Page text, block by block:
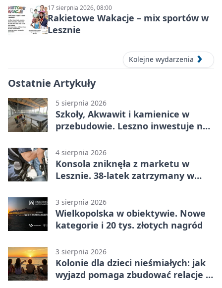
17 sierpnia 2026, 08:00
Rakietowe Wakacje – mix sportów w
Lesznie
Kolejne wydarzenia
Ostatnie Artykuły
5 sierpnia 2026
Szkoły, Akwawit i kamienice w
przebudowie. Leszno inwestuje na
4 sierpnia 2026
Konsola zniknęła z marketu w
Lesznie. 38-latek zatrzymany w
3 sierpnia 2026
Wielkopolska w obiektywie. Nowe
kategorie i 20 tys. złotych nagród
3 sierpnia 2026
Kolonie dla dzieci nieśmiałych: jak
wyjazd pomaga zbudować relacje z